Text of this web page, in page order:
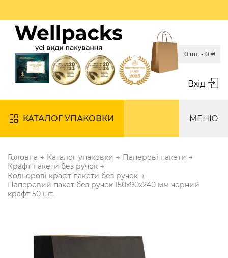
Вхід
0 шт. - 0 ₴
КАТАЛОГ УПАКОВКИ МЕНЮ
Головна → Каталог упаковки → Паперові пакети →
Крафт пакети без ручок →
Кольорові крафт пакети без ручок →
Паперовий пакет без ручок 150х90х240 мм чорний
крафт 50 шт.